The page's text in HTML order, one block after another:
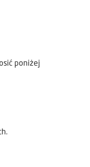
poniżej